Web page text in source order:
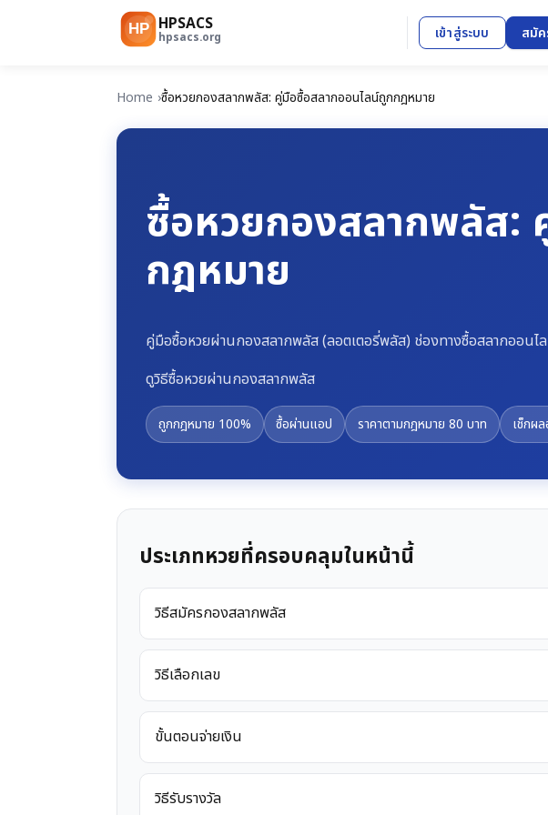
HP HPSACS
hpsacs.org เข้าสู่ระบบ สมั
Home ซื้อหวยกองสลากพลัส: คู่มือซื้อสลากออนไลน์ถูกกฎหมาย
ซื้อหวยกองสลากพลัส:
กฎหมาย
คู่มือซื้อหวยผ่านกองสลากพลัส (ลอตเตอรี่พลัส) ช่องทางซื้อสลากออน
ดูวิธีซื้อหวยผ่านกองสลากพลัส
ถูกกฎหมาย 100% ซื้อผ่านแอป ราคาตามกฎหมาย 80 บาท เช็กผ
ประเภทหวยที่ครอบคลุมในหน้านี้
วิธีสมัครกองสลากพลัส
วิธีเลือกเลข
ขั้นตอนจ่ายเงิน
วิธีรับรางวัล